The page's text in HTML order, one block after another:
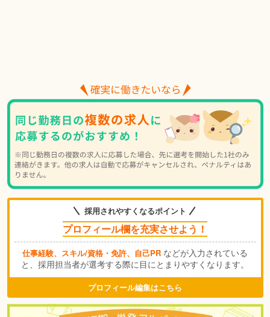
採用されやすくなるポイント
プロフィール欄を充実させよう！
仕事経験、スキル/資格・免許、自己PR などが入力されている
と、採用担当者が選考する際に目にとまりやすくなります。
プロフィール編集はこちら